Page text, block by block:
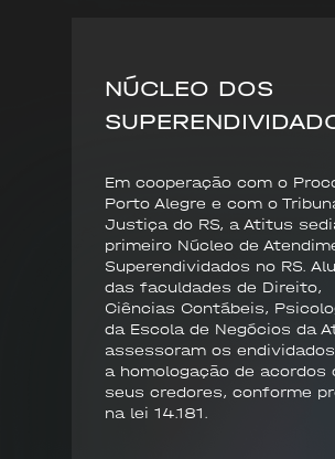
NÚCLEO DOS
Em cooperação com o
Porto Alegre e com o
Justiça do RS, a Atitus
primeiro Núcleo de
Superendividados no RS.
das faculdades de Direito,
Ciências Contábeis,
da Escola de Negócios da
assessoram os
a homologação de acordos
seus credores, conforme
na lei 14.181.